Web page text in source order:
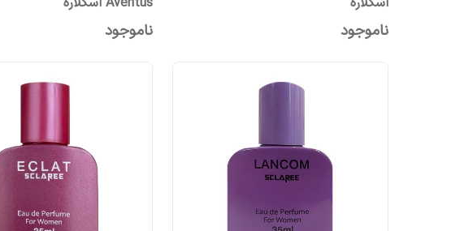
ناموجود ناموجود